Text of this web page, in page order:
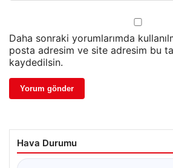
Daha sonraki yorumlarımda
posta adresim ve site adresim bu
kaydedilsin.
Hava Durumu